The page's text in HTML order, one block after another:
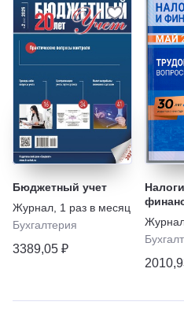
Бюджетный учет
Журнал 1 раз в месяц
Бухгалтерия
3389,05 ₽